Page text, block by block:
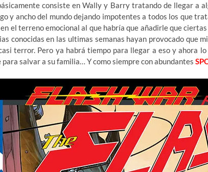
consiste en Wally y Barry tratando de llegar a
y ancho del mundo dejando impotentes a todos los que
el terreno emocional al que habría que añadirle que
conocidas en las ultimas semanas hayan provocado que
terror. Pero ya habrá tiempo para llegar a eso y ahora
salvar a su familia… Y como siempre con abundantes